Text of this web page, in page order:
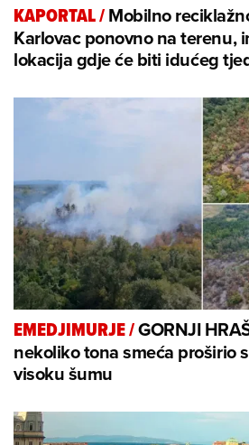
KAPORTAL/Mobilno
Karlovac ponovno na terenu,
lokacija gdje će biti idućeg
EMEDJIMURJE/GORNJI
nekoliko tona smeća proširio
visoku šumu